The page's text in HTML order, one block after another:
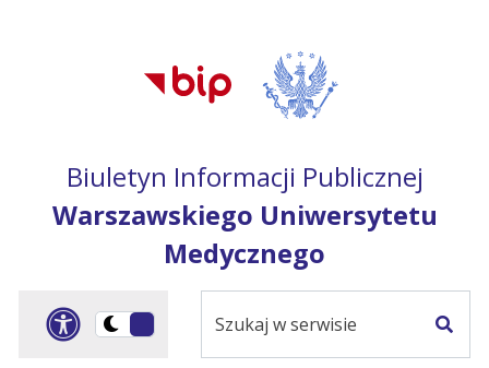
głównego menu
serwisu
Biuletyn Informacji Publicznej
Warszawskiego Uniwersytetu
Medycznego
Panel dostosowania
Przełącz
serwisie